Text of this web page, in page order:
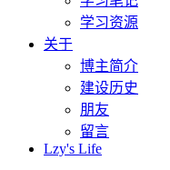
学习资源
关于
博主简介
建设历史
朋友
留言
Lzy's Life